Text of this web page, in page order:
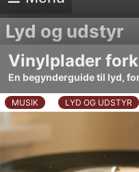
Lyd og udstyr
Vinylplader
En begynderguide til lyd,
MUSIK LYD OG UDSTYR